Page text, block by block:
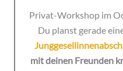
Privat-Workshop im
Du planst gerade
mit deinen Freunden